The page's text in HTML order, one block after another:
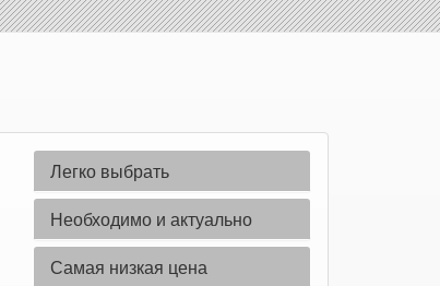
Легко выбрать
Необходимо и актуально
Самая низкая цена